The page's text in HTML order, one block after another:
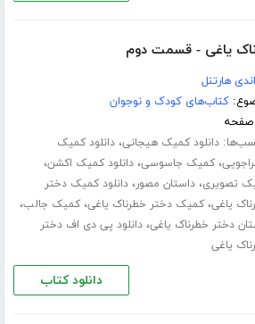
یاغی - قسمت دوم
اندی هارتنل
کتاب‌های کودک و نوجوان
دانلود کمیک هیجانی،دانلود کمیک
،کمیک جاسوسی،دانلود کمیک اکشن،
تصویری،داستان مصور،دانلود کمیک دختر
یاغی،کمیک دختر خطرناک یاغی،کمیک جالب،
دختر خطرناک یاغی،دانلود پی دی اف دختر
یاغی
دانلود کتاب